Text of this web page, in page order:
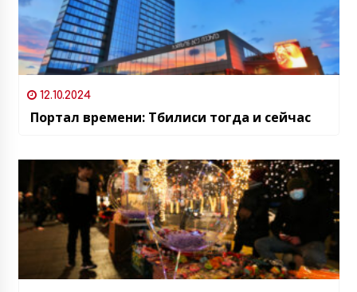
12.10.2024
Портал времени: Тбилиси тогда и сейчас